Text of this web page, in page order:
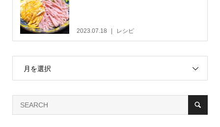
2023.07.18 レシピ
月を選択